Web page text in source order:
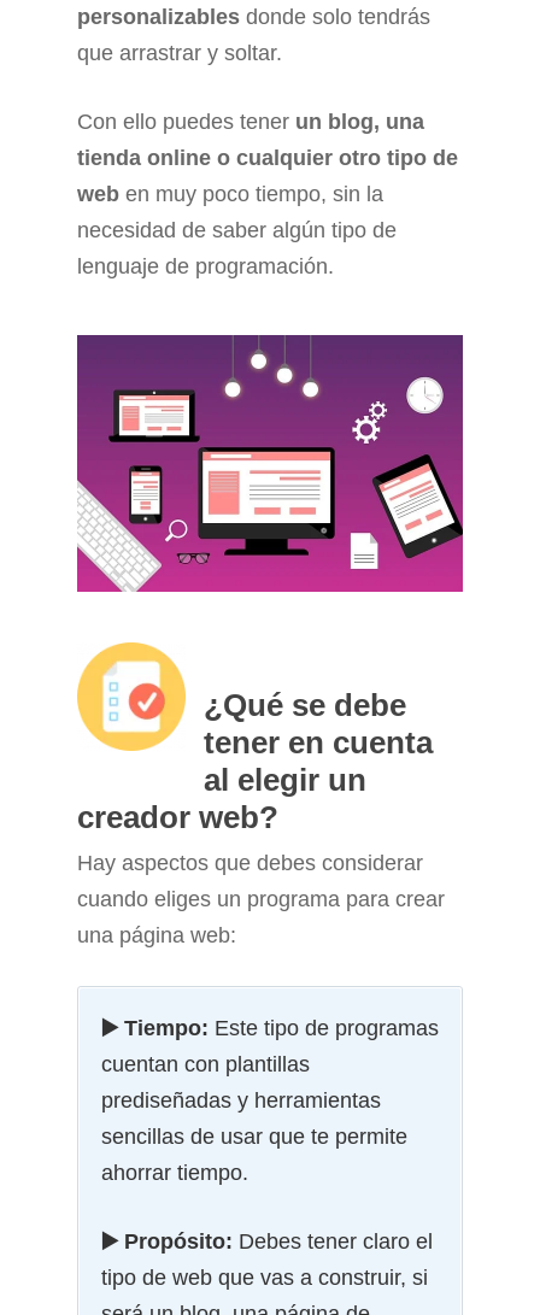
personalizables donde solo tendrás
que arrastrar y soltar.
Con ello puedes tener un blog, una
tienda online o cualquier otro tipo de
web en muy poco tiempo, sin la
necesidad de saber algún tipo de
lenguaje de programación.
¿Qué se debe
tener en cuenta
al elegir un
creador web?
Hay aspectos que debes considerar
cuando eliges un programa para crear
una página web:
▶️ Tiempo: Este tipo de programas
cuentan con plantillas
prediseñadas y herramientas
sencillas de usar que te permite
ahorrar tiempo.
▶️ Propósito: Debes tener claro el
tipo de web que vas a construir, si